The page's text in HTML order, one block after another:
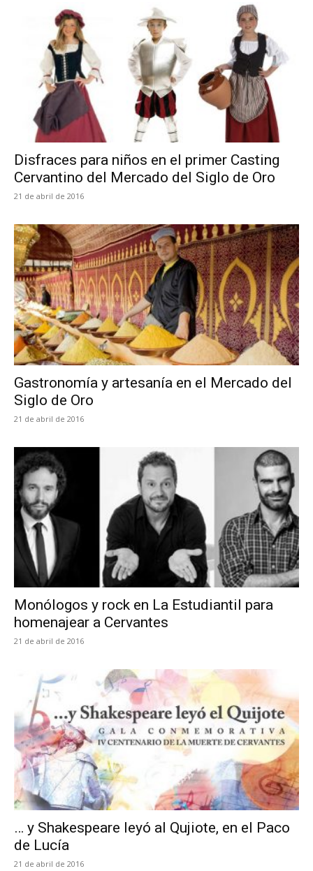
Disfraces para niños en el primer Casting
Cervantino del Mercado del Siglo de Oro
21 de abril de 2016
Gastronomía y artesanía en el Mercado del
Siglo de Oro
21 de abril de 2016
Monólogos y rock en La Estudiantil para
homenajear a Cervantes
21 de abril de 2016
… y Shakespeare leyó al Qujiote, en el Paco
de Lucía
21 de abril de 2016